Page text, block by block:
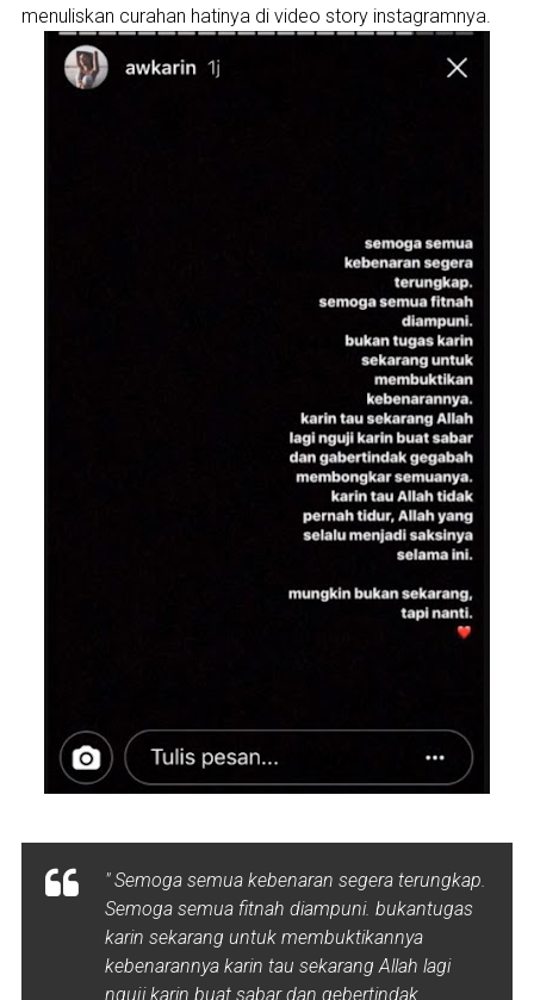
menuliskan curahan hatinya di video story instagramnya.
" Semoga semua kebenaran segera terungkap.
Semoga semua fitnah diampuni. bukantugas
karin sekarang untuk membuktikannya
kebenarannya karin tau sekarang Allah lagi
nguji karin buat sabar dan gebertindak